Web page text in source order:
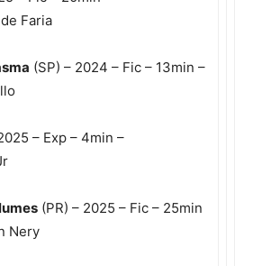
Faria
(SP) – 2024 – Fic – 13min –
– Exp – 4min –
(PR) – 2025 – Fic – 25min
Nery